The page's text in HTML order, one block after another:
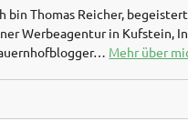
bin Thomas Reicher,
Werbeagentur in Kufstein,
Mehr über